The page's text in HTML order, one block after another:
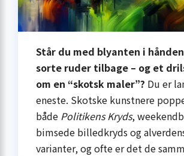
Står du med blyanten i
sorte ruder tilbage – og et
om en “skotsk maler”? Du er
eneste. Skotske kunstnere
både Politikens Kryds,
bimsede billedkryds og
varianter, og ofte er det de